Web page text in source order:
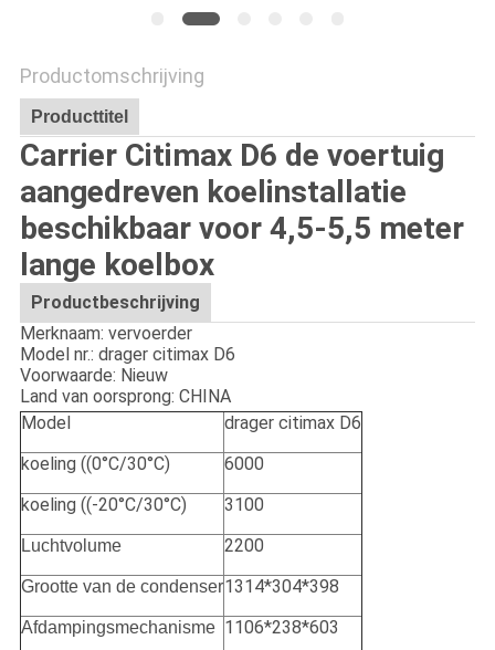
Productomschrijving
Producttitel
Carrier Citimax D6 de voertuig
aangedreven koelinstallatie
beschikbaar voor 4,5-5,5 meter
lange koelbox
Productbeschrijving
Merknaam: vervoerder
Model nr.: drager citimax D6
Voorwaarde: Nieuw
Land van oorsprong: CHINA
Model
drager citimax D6
koeling ((0°C/30°C)
6000
koeling ((-20°C/30°C)
3100
Luchtvolume 2200
Grootte van de condenser1314*304*398
Afdampingsmechanisme 1106*238*603